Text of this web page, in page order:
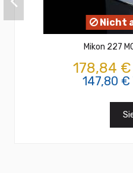
Nicht
Mikon 227
178,84
147,80 €